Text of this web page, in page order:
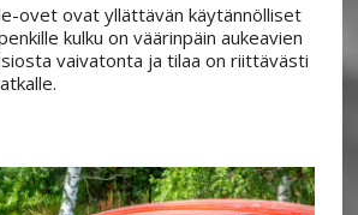
ovet ovat yllättävän käytännölliset
kulku on väärinpäin aukeavien
vaivatonta ja tilaa on riittävästi